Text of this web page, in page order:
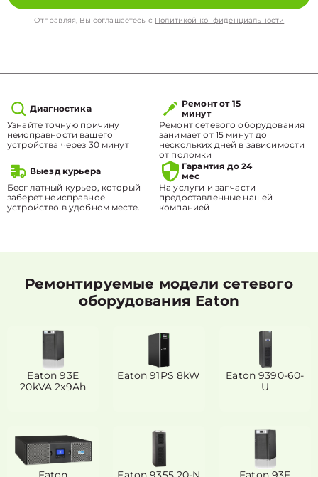
Отправляя, Вы соглашаетесь с Политикой конфиденциальности
Диагностика
Узнайте точную причину
неисправности вашего
устройства через 30 минут
Ремонт от 15
минут
Ремонт сетевого оборудования
занимает от 15 минут до
нескольких дней в зависимости
от поломки
Выезд курьера
Бесплатный курьер, который
заберет неисправное
устройство в удобном месте.
Гарантия до 24
мес
На услуги и запчасти
предоставленные нашей
компанией
Ремонтируемые модели сетевого
оборудования Eaton
Eaton 93E
20kVA 2x9Ah
Eaton 91PS 8kW
Eaton 9390-60-
U